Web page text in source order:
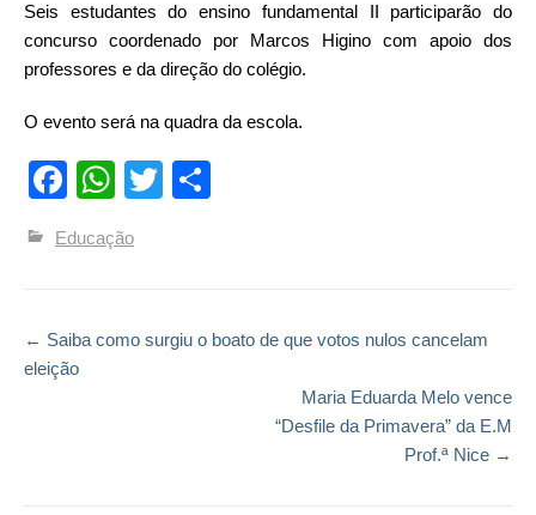
Seis estudantes do ensino fundamental II participarão do
concurso coordenado por Marcos Higino com apoio dos
professores e da direção do colégio.
O evento será na quadra da escola.
Facebook
WhatsApp
Twitter
Educação
Post navigation
← Saiba como surgiu o boato de que votos nulos cancelam
eleição
Maria Eduarda Melo vence
“Desfile da Primavera” da E.M
Prof.ª Nice →